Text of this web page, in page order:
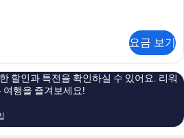
요금 보기
할인과 특전을 확인하실 수 있어요. 리워
여행을 즐겨보세요!